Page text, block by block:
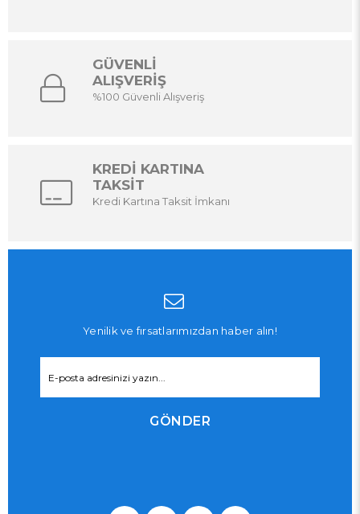
GÜVENLİ
ALIŞVERİŞ
%100 Güvenli Alışveriş
KREDİ KARTINA
TAKSİT
Kredi Kartına Taksit İmkanı
Yenilik ve fırsatlarımızdan haber alın!
GÖNDER